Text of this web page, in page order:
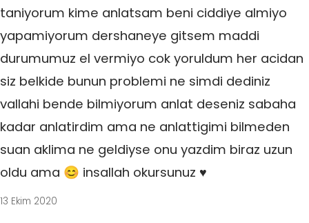
taniyorum kime anlatsam beni ciddiye almiyo
yapamiyorum dershaneye gitsem maddi
durumumuz el vermiyo cok yoruldum her acidan
siz belkide bunun problemi ne simdi dediniz
vallahi bende bilmiyorum anlat deseniz sabaha
kadar anlatirdim ama ne anlattigimi bilmeden
suan aklima ne geldiyse onu yazdim biraz uzun
oldu ama 😊 insallah okursunuz ♥
13 Ekim 2020